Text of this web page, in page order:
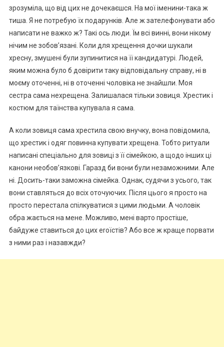
зрозуміла, що від цих не дочекаєшся. На мої іменини-така ж
тиша. Я не потребую їх подарунків. Але ж зателефонувати або
написати не важко ж? Такі ось люди. Їм всі винні, вони нікому
нічим не зобов’язані. Коли для хрещення дочки шукали
хресну, змушені були зупинитися на її кандидатурі. Людей,
яким можна було б довірити таку відповідальну справу, ні в
моєму оточенні, ні в оточенні чоловіка не знайшли. Моя
сестра сама нехрещена. Залишалася тільки зовиця. Хрестик і
костюм для таїнства купувала я сама.
А коли зовиця сама хрестила свою внучку, вона повідомила,
що хрестик і одяг повинна купувати хрещена. Тобто ритуали
написані спеціально для зовиці з її сімейкою, а щодо інших ці
канони необов’язкові. Гаразд би вони були незаможними. Але
ні. Досить-таки заможна сімейка. Однак, судячи з усього, так
вони ставляться до всіх оточуючих. Після цього я просто на
просто перестала спілкуватися з цими людьми. А чоловік
обра жається на мене. Можливо, мені варто простіше,
байдуже ставиться до цих еrоїстів? Або все ж краще порвати
з ними раз і назавжди?